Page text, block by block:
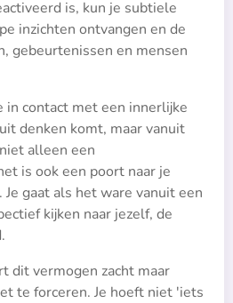
is, kun je subtiele
inzichten ontvangen en de
gebeurtenissen en mensen
in contact met een innerlijke
denken komt, maar vanuit
alleen een
is ook een poort naar je
gaat als het ware vanuit een
kijken naar jezelf, de
dit vermogen zacht maar
te forceren. Je hoeft niet 'iets